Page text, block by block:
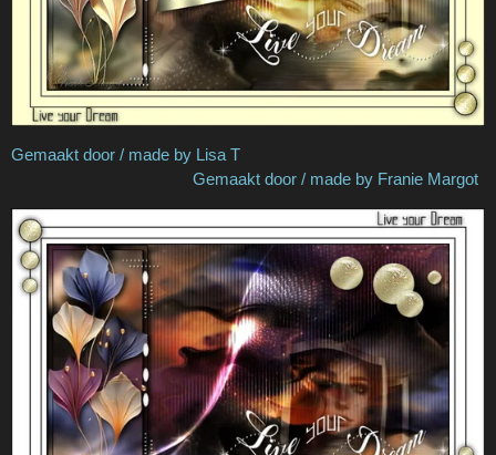
Gemaakt door / made by Lisa T
Gemaakt door / made by Franie Margot